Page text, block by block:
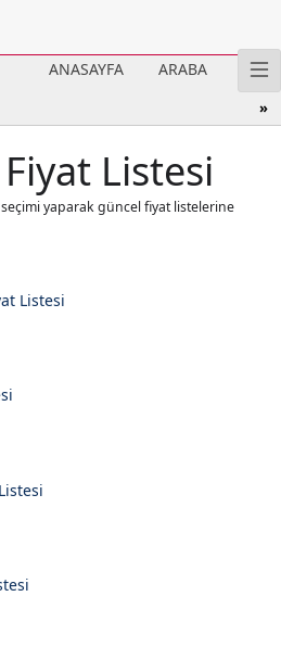
ANASAYFA ARABA
Listesi
yaparak güncel fiyat listelerine
Listesi